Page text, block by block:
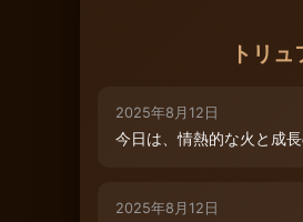
トリ
2025年8月12日
今日は、情熱的な火と成
2025年8月12日